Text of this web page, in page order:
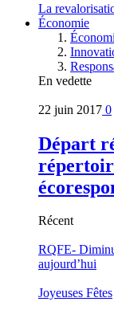
La
Économie
En vedette
22 juin 2017 0
Départ
Récent
RQFE-
aujourd’hui
Joyeuses Fêtes